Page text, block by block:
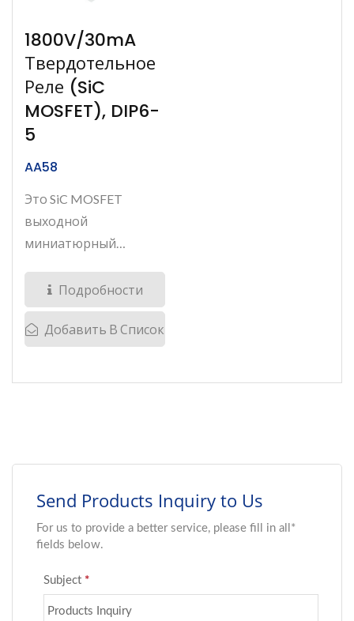
1800V/30mA
Твердотельное
Реле (SiC
MOSFET), DIP6-
5
AA58
Это SiC MOSFET
выходной
миниатюрный
реле,...Подробности
Добавить В Список